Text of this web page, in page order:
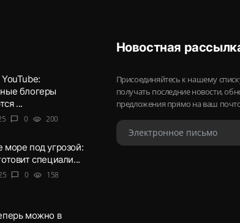
блогеры
...
chat_bubble 0 visibility 200
море под угрозой:
специали...
chat_bubble 0 visibility 158
можно в
Новостная
Присоединяйтесь к нашему
получать последние новости,
предложения прямо на ваш